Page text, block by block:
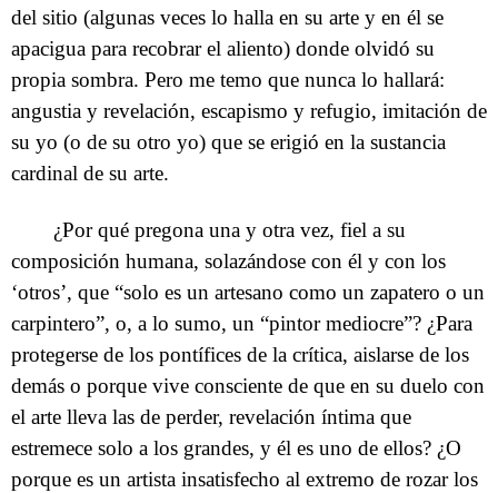
del sitio (algunas veces lo halla en su arte y en él se
apacigua para recobrar el aliento) donde olvidó su
propia sombra. Pero me temo que nunca lo hallará:
angustia y revelación, escapismo y refugio, imitación de
su yo (o de su otro yo) que se erigió en la sustancia
cardinal de su arte.
¿Por qué pregona una y otra vez, fiel a su
composición humana, solazándose con él y con los
‘otros’, que “solo es un artesano como un zapatero o un
carpintero”, o, a lo sumo, un “pintor mediocre”? ¿Para
protegerse de los pontífices de la crítica, aislarse de los
demás o porque vive consciente de que en su duelo con
el arte lleva las de perder, revelación íntima que
estremece solo a los grandes, y él es uno de ellos? ¿O
porque es un artista insatisfecho al extremo de rozar los